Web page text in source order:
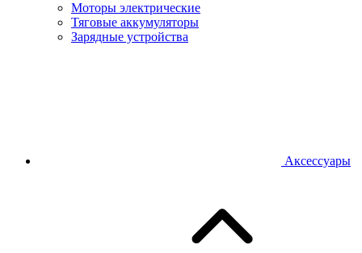
Моторы электрические
Тяговые аккумуляторы
Зарядные устройства
Аксессуары